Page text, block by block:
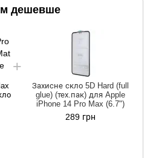
дешевше
Захисне скло 5D Hard (full
glue) (тех.пак) для Apple
iPhone 14 Pro Max (6.7")
289 грн